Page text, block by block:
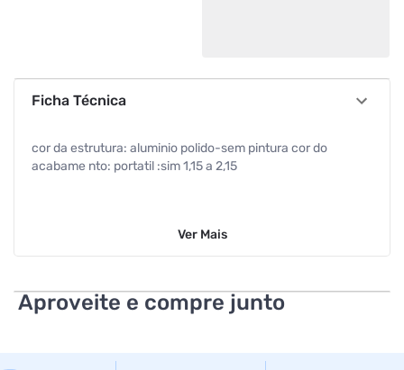
Ficha Técnica
cor da estrutura: aluminio polido-sem pintura cor do
acabame nto: portatil :sim 1,15 a 2,15
Ver Mais
Aproveite e compre junto